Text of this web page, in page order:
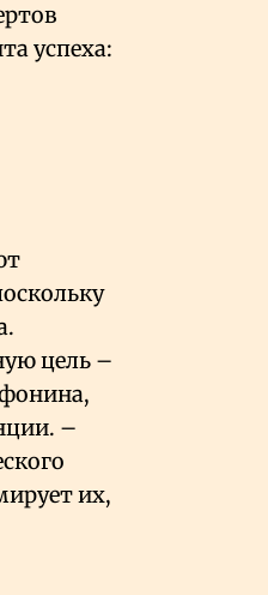
успеха:
цель –
. –
их,